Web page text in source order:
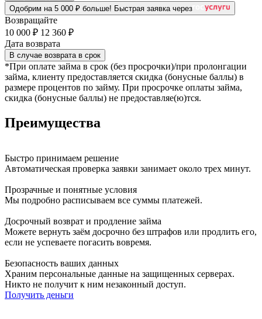
Одобрим на 5 000 ₽ больше! Быстрая заявка через
Возвращайте
10 000 ₽ 12 360 ₽
Дата возврата
В случае возврата в срок
*При оплате займа в срок (без просрочки)/при пролонгации
займа, клиенту предоставляется скидка (бонусные баллы) в
размере процентов по займу. При просрочке оплаты займа,
скидка (бонусные баллы) не предоставляе(ю)тся.
Преимущества
Быстро принимаем решение
Автоматическая проверка заявки занимает около трех минут.
Прозрачные и понятные условия
Мы подробно расписываем все суммы платежей.
Досрочный возврат и продление займа
Можете вернуть заём досрочно без штрафов или продлить его,
если не успеваете погасить вовремя.
Безопасность ваших данных
Храним персональные данные на защищенных серверах.
Никто не получит к ним незаконный доступ.
Получить деньги